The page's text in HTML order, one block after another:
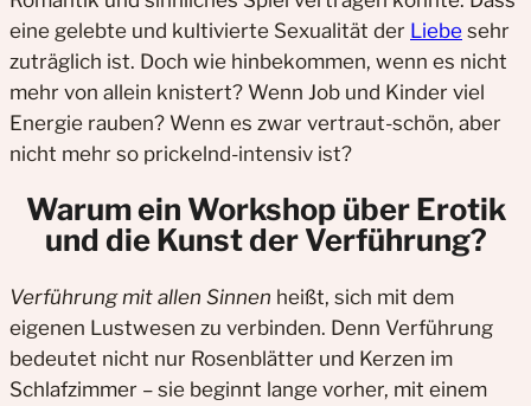
eine gelebte und kultivierte Sexualität der Liebe sehr
zuträglich ist. Doch wie hinbekommen, wenn es nicht
mehr von allein knistert? Wenn Job und Kinder viel
Energie rauben? Wenn es zwar vertraut-schön, aber
nicht mehr so prickelnd-intensiv ist?
Warum ein Workshop über Erotik
und die Kunst der Verführung?
Verführung mit allen Sinnen heißt, sich mit dem
eigenen Lustwesen zu verbinden. Denn Verführung
bedeutet nicht nur Rosenblätter und Kerzen im
Schlafzimmer – sie beginnt lange vorher, mit einem